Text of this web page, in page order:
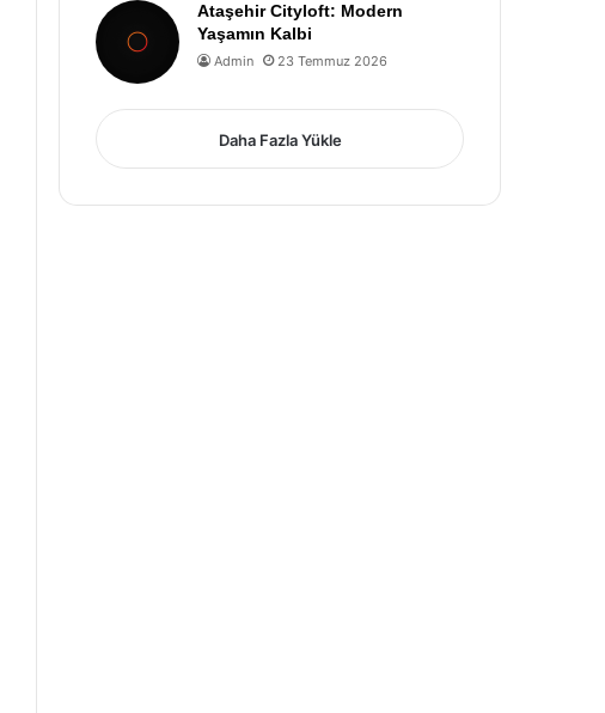
Ataşehir Cityloft: Modern
Yaşamın Kalbi
Admin 23 Temmuz 2026
Daha Fazla Yükle